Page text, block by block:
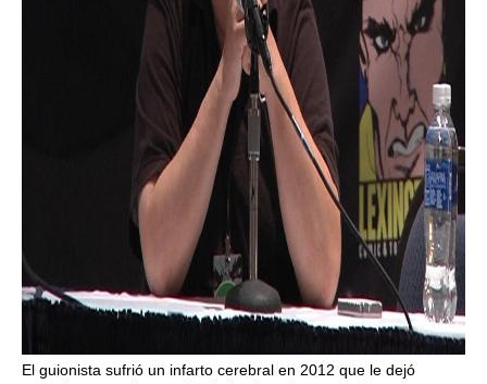
El guionista sufrió un infarto cerebral en 2012 que le dejó